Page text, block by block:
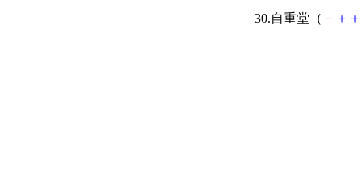
30.自重堂（ － ＋ ＋